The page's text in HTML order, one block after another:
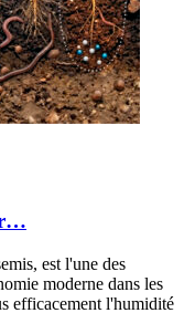
est l'une des
moderne dans les
efficacement l'humidité